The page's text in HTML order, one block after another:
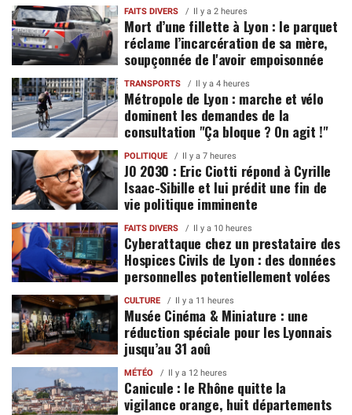
FAITS DIVERS Il y a 2 heures
Mort d’une fillette à Lyon : le parquet
réclame l’incarcération de sa mère,
soupçonnée de l'avoir empoisonnée
TRANSPORTS Il y a 4 heures
Métropole de Lyon : marche et vélo
dominent les demandes de la
consultation "Ça bloque ? On agit !"
POLITIQUE Il y a 7 heures
JO 2030 : Eric Ciotti répond à Cyrille
Isaac-Sibille et lui prédit une fin de
vie politique imminente
FAITS DIVERS Il y a 10 heures
Cyberattaque chez un prestataire des
Hospices Civils de Lyon : des données
personnelles potentiellement volées
CULTURE Il y a 11 heures
Musée Cinéma & Miniature : une
réduction spéciale pour les Lyonnais
jusqu’au 31 aoû
MÉTÉO Il y a 12 heures
Canicule : le Rhône quitte la
vigilance orange, huit départements